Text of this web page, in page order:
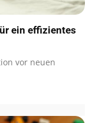
ein effizientes
vor neuen